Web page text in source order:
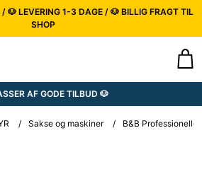
🐶 LEVERING 1-3 DAGE / 🐶 BILLIG FRAGT TIL
SHOP
AF GODE TILBUD 🐶
/ Sakse og maskiner / B&B Professionelle